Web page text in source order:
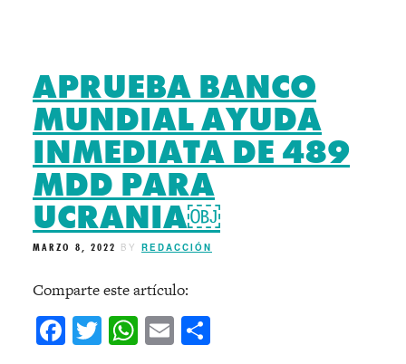
APRUEBA BANCO
MUNDIAL AYUDA
INMEDIATA DE 489
MDD PARA
UCRANIA￼
MARZO 8, 2022 BY REDACCIÓN
Comparte este artículo:
Facebook
Twitter
WhatsApp
Email